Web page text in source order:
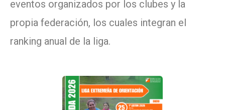
eventos organizados por los clubes y la
propia federación, los cuales integran el
ranking anual de la liga.